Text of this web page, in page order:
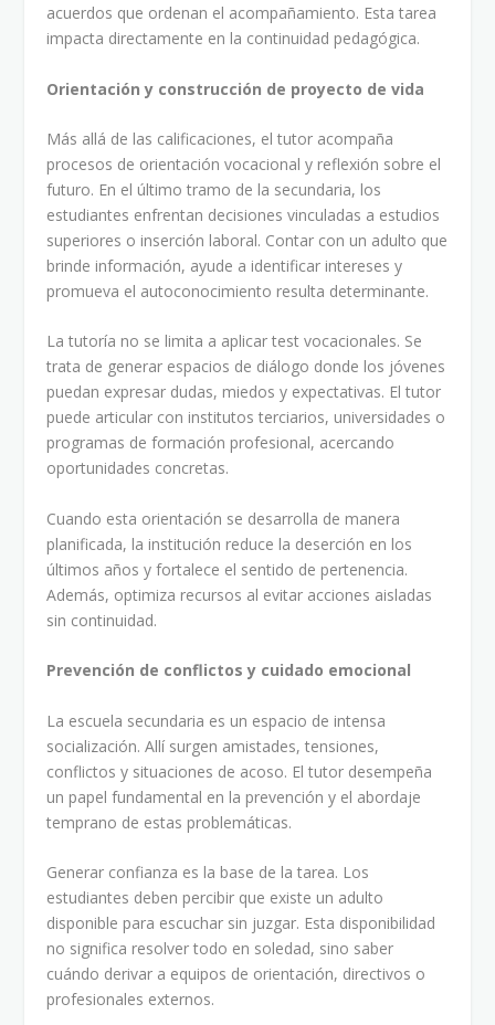
acuerdos que ordenan el acompañamiento. Esta tarea
impacta directamente en la continuidad pedagógica.
Orientación y construcción de proyecto de vida
Más allá de las calificaciones, el tutor acompaña
procesos de orientación vocacional y reflexión sobre el
futuro. En el último tramo de la secundaria, los
estudiantes enfrentan decisiones vinculadas a estudios
superiores o inserción laboral. Contar con un adulto que
brinde información, ayude a identificar intereses y
promueva el autoconocimiento resulta determinante.
La tutoría no se limita a aplicar test vocacionales. Se
trata de generar espacios de diálogo donde los jóvenes
puedan expresar dudas, miedos y expectativas. El tutor
puede articular con institutos terciarios, universidades o
programas de formación profesional, acercando
oportunidades concretas.
Cuando esta orientación se desarrolla de manera
planificada, la institución reduce la deserción en los
últimos años y fortalece el sentido de pertenencia.
Además, optimiza recursos al evitar acciones aisladas
sin continuidad.
Prevención de conflictos y cuidado emocional
La escuela secundaria es un espacio de intensa
socialización. Allí surgen amistades, tensiones,
conflictos y situaciones de acoso. El tutor desempeña
un papel fundamental en la prevención y el abordaje
temprano de estas problemáticas.
Generar confianza es la base de la tarea. Los
estudiantes deben percibir que existe un adulto
disponible para escuchar sin juzgar. Esta disponibilidad
no significa resolver todo en soledad, sino saber
cuándo derivar a equipos de orientación, directivos o
profesionales externos.